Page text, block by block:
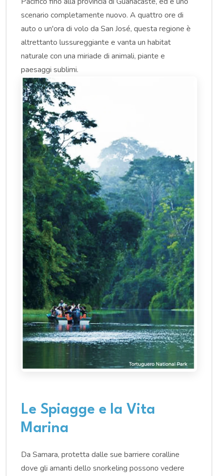
scenario completamente nuovo. A quattro ore di
auto o un'ora di volo da San José, questa regione è
altrettanto lussureggiante e vanta un habitat
naturale con una miriade di animali, piante e
paesaggi sublimi.
Le Spiagge e la Vita
Marina
Da Samara, protetta dalle sue barriere coralline
dove gli amanti dello snorkeling possono vedere